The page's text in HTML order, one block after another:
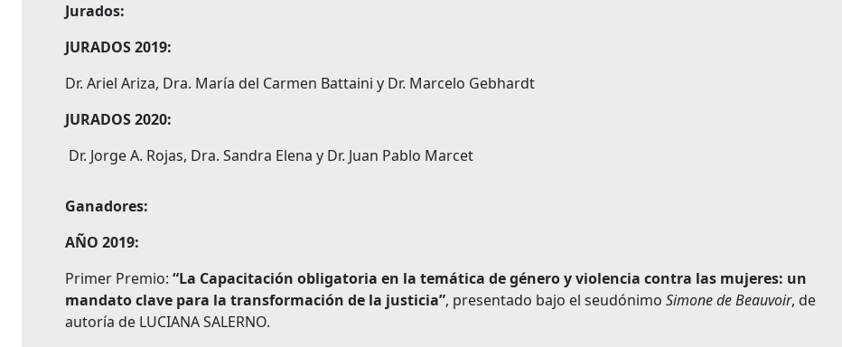
Jurados:
JURADOS 2019:
Dr. Ariel Ariza, Dra. María del Carmen Battaini y Dr. Marcelo Gebhardt
JURADOS 2020:
Dr. Jorge A. Rojas, Dra. Sandra Elena y Dr. Juan Pablo Marcet
Ganadores:
AÑO 2019:
Primer Premio: “La Capacitación obligatoria en la temática de género y violencia contra las mujeres: un
mandato clave para la transformación de la justicia”, presentado bajo el seudónimo Simone de Beauvoir, de
autoría de LUCIANA SALERNO.